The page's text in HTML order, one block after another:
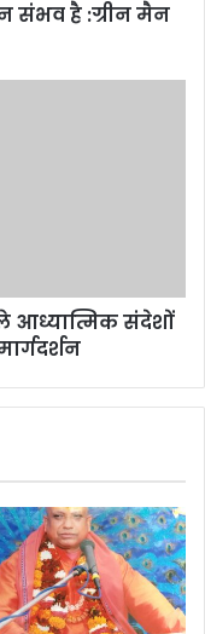
संभव है :ग्रीन मैन
आध्यात्मिक संदेशों